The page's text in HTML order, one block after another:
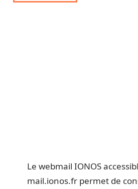
Le webmail IONOS
mail.ionos.fr permet de